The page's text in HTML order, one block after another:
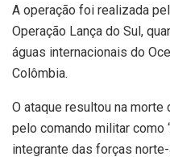
A operação foi realizada
Operação Lança do Sul,
águas internacionais do
Colômbia.
O ataque resultou na
pelo comando militar como
integrante das forças